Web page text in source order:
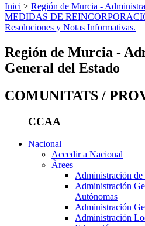
Inici > Región de Murcia -
MEDIDAS DE
Resoluciones y Notas Informativas.
Región de Murcia -
General del Estado
COMUNITATS /
CCAA
Nacional
Accedir a Nacional
Àrees
Administración de
Administración
Autónomas
Administración
Administración